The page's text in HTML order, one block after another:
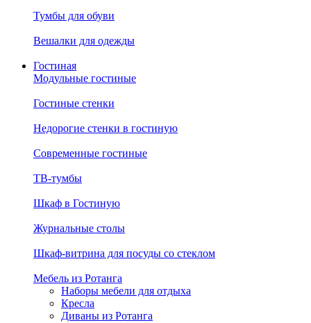
Тумбы для обуви
Вешалки для одежды
Гостиная
Модульные гостиные
Гостиные стенки
Недорогие стенки в гостиную
Современные гостиные
ТВ-тумбы
Шкаф в Гостиную
Журнальные столы
Шкаф-витрина для посуды со стеклом
Мебель из Ротанга
Наборы мебели для отдыха
Кресла
Диваны из Ротанга